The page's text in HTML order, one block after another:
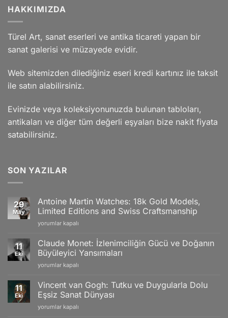
HAKKIMIZDA
Türel Art, sanat eserleri ve antika ticareti yapan bir
sanat galerisi ve müzayede evidir.
Web sitemizden dilediğiniz eseri kredi kartınız ile taksit
ile satın alabilirsiniz.
Evinizde veya koleksiyonunuzda bulunan tabloları,
antikaları ve diğer tüm değerli eşyaları bize nakit fiyata
satabilirsiniz.
SON YAZILAR
29
May
Antoine Martin Watches: 18k Gold Models,
Limited Editions and Swiss Craftsmanship
Antoine
Watches:
18k
Gold
Models,
Editions
and
Swiss
Craftsmanship
yorumlar kapalı
11
Eki
Claude Monet: İzlenimciliğin Gücü ve Doğanın
Büyüleyici Yansımaları
Claude
İzlenimciliğin
Gücü
ve
Doğanın
yorumlar kapalı
11
Eki
Vincent van Gogh: Tutku ve Duygularla Dolu
Eşsiz Sanat Dünyası
Vincent
yorumlar kapalı